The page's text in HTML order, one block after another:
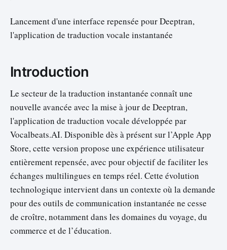
Lancement d'une interface repensée pour Deeptran,
l'application de traduction vocale instantanée
Introduction
Le secteur de la traduction instantanée connaît une
nouvelle avancée avec la mise à jour de Deeptran,
l'application de traduction vocale développée par
Vocalbeats.AI. Disponible dès à présent sur l’Apple App
Store, cette version propose une expérience utilisateur
entièrement repensée, avec pour objectif de faciliter les
échanges multilingues en temps réel. Cette évolution
technologique intervient dans un contexte où la demande
pour des outils de communication instantanée ne cesse
de croître, notamment dans les domaines du voyage, du
commerce et de l’éducation.